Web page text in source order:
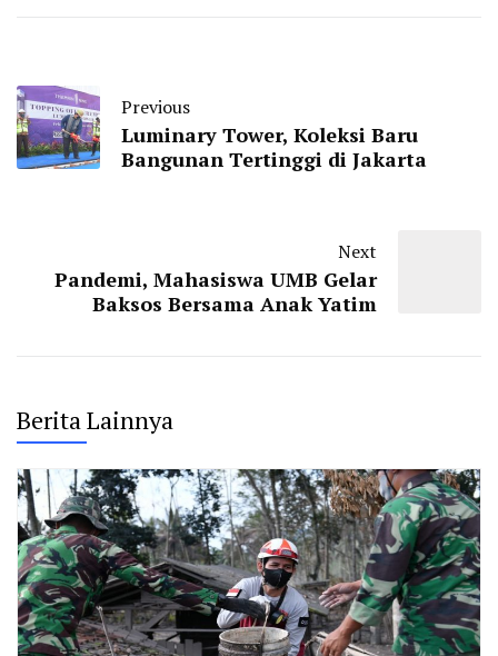
Previous
Luminary Tower, Koleksi Baru
Bangunan Tertinggi di Jakarta
Next
Pandemi, Mahasiswa UMB Gelar
Baksos Bersama Anak Yatim
Berita Lainnya